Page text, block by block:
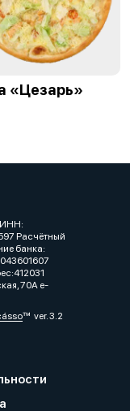
«Цезарь»
ИНН:
Расчётный
банка:
70А e-
ver. 3.2